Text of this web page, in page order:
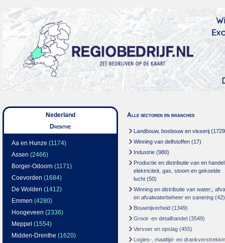
Nederland
Drenthe
Aa en Hunze (1174)
Assen (2466)
Borger-Odoorn (1171)
Coevorden (1684)
De Wolden (1412)
Emmen (4280)
Hoogeveen (2336)
Meppel (1554)
Midden-Drenthe (1620)
Alle sectoren en branches
Landbouw, bosbouw en visserij
Winning van delfstoffen (17)
Industrie (980)
Productie en distributie van en
elektriciteit, gas, stoom en gekoelde
lucht (50)
Winning en distributie van water;,
en afvalwaterbeheer en sanering (42)
Bouwnijverheid (1349)
Groot- en detailhandel (3549)
Vervoer en opslag (455)
Logies-, maaltijd- en